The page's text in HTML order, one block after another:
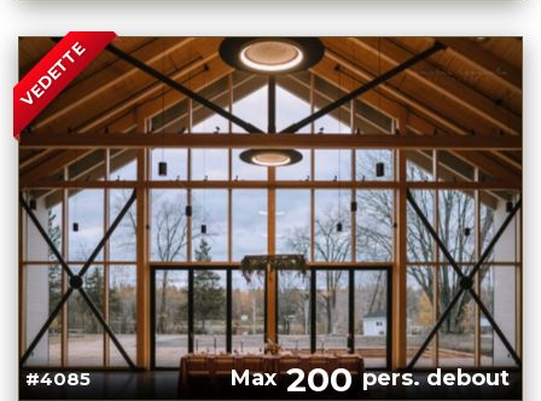
VEDETTE
#4085 Max200pers. debout